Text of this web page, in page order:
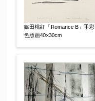
篠田桃紅「Romance B」手彩
色版画40×30cm